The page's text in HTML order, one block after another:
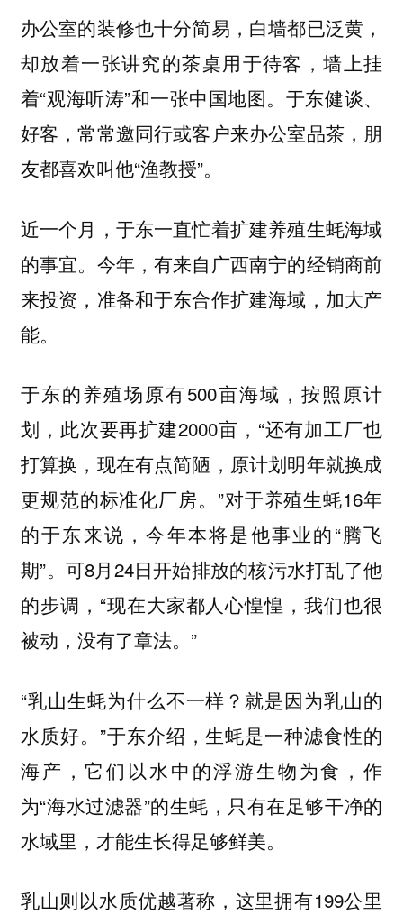
办公室的装修也十分简易，白墙都已泛黄，
却放着一张讲究的茶桌用于待客，墙上挂
着“观海听涛”和一张中国地图。于东健谈、
好客，常常邀同行或客户来办公室品茶，朋
友都喜欢叫他“渔教授”。
近一个月，于东一直忙着扩建养殖生蚝海域
的事宜。今年，有来自广西南宁的经销商前
来投资，准备和于东合作扩建海域，加大产
能。
于东的养殖场原有500亩海域，按照原计
划，此次要再扩建2000亩，“还有加工厂也
打算换，现在有点简陋，原计划明年就换成
更规范的标准化厂房。”对于养殖生蚝16年
的于东来说，今年本将是他事业的“腾飞
期”。可8月24日开始排放的核污水打乱了他
的步调，“现在大家都人心惶惶，我们也很
被动，没有了章法。”
“乳山生蚝为什么不一样？就是因为乳山的
水质好。”于东介绍，生蚝是一种滤食性的
海产，它们以水中的浮游生物为食，作
为“海水过滤器”的生蚝，只有在足够干净的
水域里，才能生长得足够鲜美。
乳山则以水质优越著称，这里拥有199公里